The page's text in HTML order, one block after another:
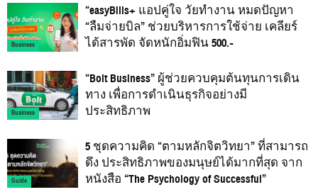
Business
“easyBills+ แอปคู่ใจ วัยทำงาน หมดปัญหา
“ลืมจ่ายบิล” ช่วยบริหารการใช้จ่าย เคลียร์
ได้สารพัด จัดหนักอิ่มฟิน 500.-
Business
“Bolt Business” ผู้ช่วยควบคุมต้นทุนการเดิน
ทาง เพื่อการดำเนินธุรกิจอย่างมี
ประสิทธิภาพ
Guide
5 ชุดความคิด “ตามหลักจิตวิทยา” ที่สามารถ
ดึง ประสิทธิภาพของมนุษย์ได้มากที่สุด จาก
หนังสือ “The Psychology of Successful”